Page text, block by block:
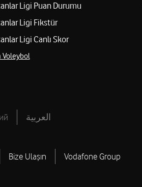
Ligi Puan Durumu
Ligi Fikstür
Ligi Canlı Skor
Voleybol
العربية
Bize Ulaşın Vodafone Group